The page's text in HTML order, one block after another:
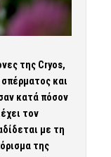
της Cryos,
και
κατά πόσον
τον
με τη
της